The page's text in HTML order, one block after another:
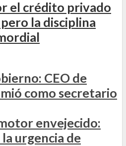
el crédito privado
la disciplina
CEO de
como secretario
envejecido:
urgencia de